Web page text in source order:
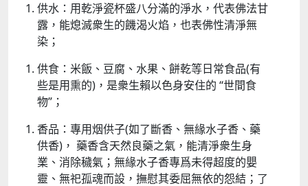
供水：用乾淨瓷杯盛八分滿的淨水，代表佛法甘
露，能熄滅衆生的饑渴火焰，也表佛性清淨無
染；​
供食：米飯、豆腐、水果、餅乾等日常食品(有
些是用熏的)，是衆生賴以色身安住的 “世間食
物”；​
香品：專用烟供子(如了斷香、無緣水子香、藥
供香)， 藥香含天然良藥之氣，能清淨衆生身
業、消除穢氣；無緣水子香專爲未得超度的嬰
靈、無祀孤魂而設，撫慰其委屈無依的怨結；了